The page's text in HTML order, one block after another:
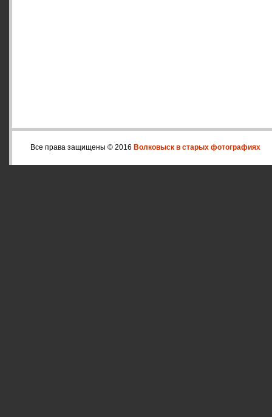
Все права защищены © 2016 Волковыск в старых фотографиях